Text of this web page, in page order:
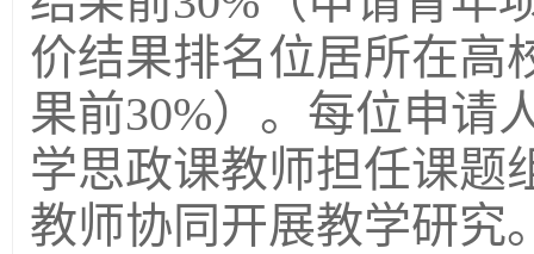
价结果排名位居所在高
果前30%）。每位申请
学思政课教师担任课题
教师协同开展教学研究